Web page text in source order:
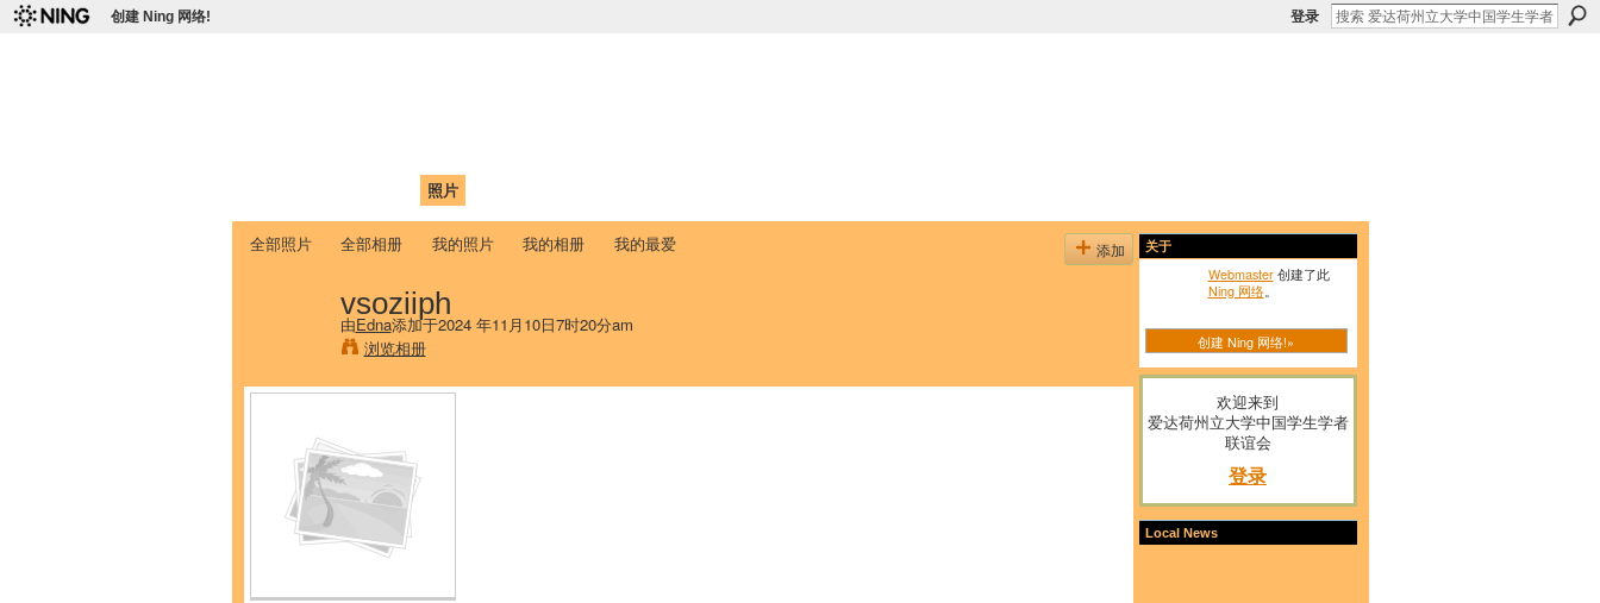
创建 Ning 网络! 登录
照片
全部照片 全部相册 我的照片 我的相册 我的最爱 添加
vsoziiph
由Edna添加于2024 年11月10日7时20分am
浏览相册
关于
Webmaster创建了此
Ning 网络。
创建 Ning 网络!»
欢迎来到
爱达荷州立大学中国学生学者
联谊会
登录
Local News